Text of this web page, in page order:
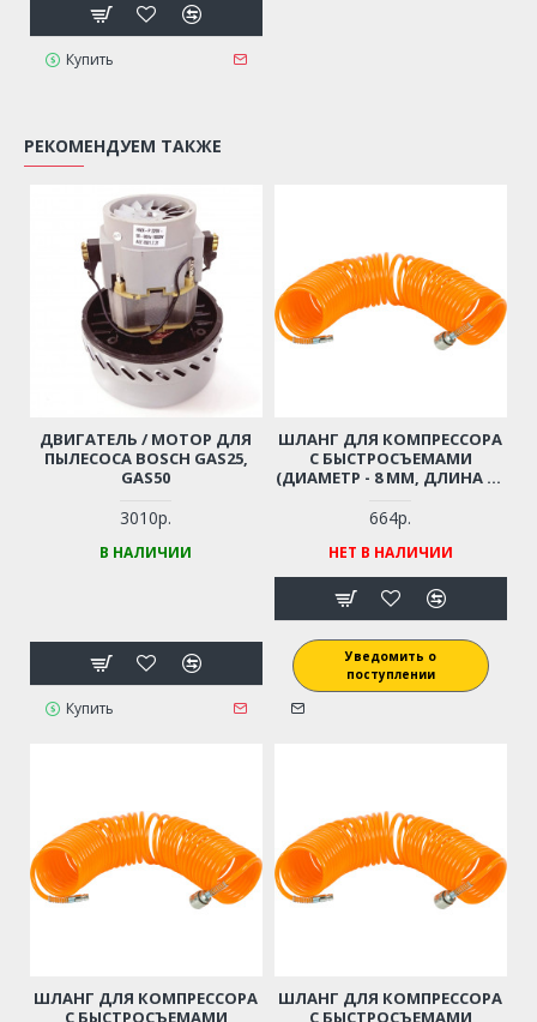
Купить
РЕКОМЕНДУЕМ ТАКЖЕ
ДВИГАТЕЛЬ / МОТОР ДЛЯ
ПЫЛЕСОСА BOSCH GAS25,
GAS50
3010р.
В НАЛИЧИИ
Купить
ШЛАНГ ДЛЯ КОМПРЕССОРА
С БЫСТРОСЪЕМАМИ
(ДИАМЕТР - 8 ММ, ДЛИНА - 6
664р.
НЕТ В НАЛИЧИИ
Уведомить о
поступлении
ШЛАНГ ДЛЯ КОМПРЕССОРА
С БЫСТРОСЪЕМАМИ
ШЛАНГ ДЛЯ КОМПРЕССОРА
С БЫСТРОСЪЕМАМИ